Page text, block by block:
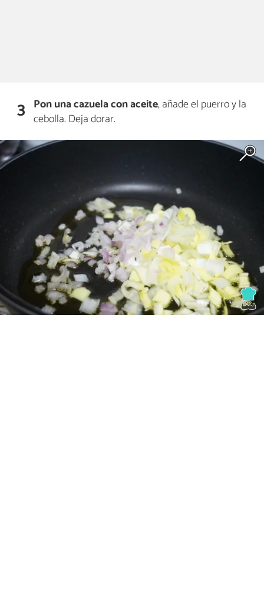
3 Pon una cazuela con aceite, añade el puerro y la
cebolla. Deja dorar.